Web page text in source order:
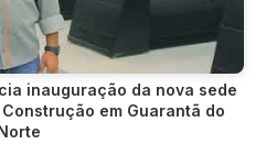
inauguração da nova sede
em Guarantã do